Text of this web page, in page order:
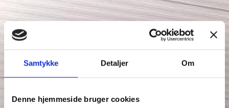
Samtykke Detaljer Om
Denne hjemmeside bruger cookies